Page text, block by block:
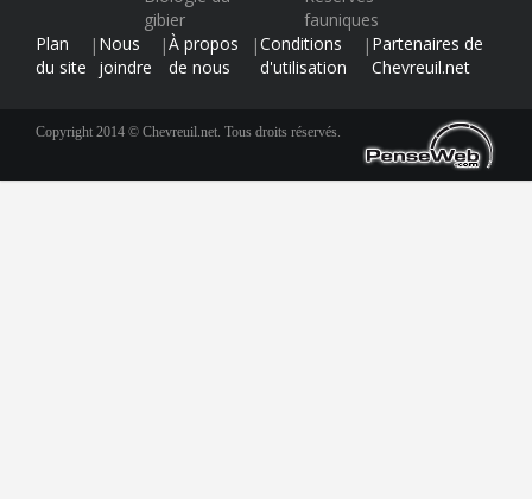
gibier
fauniques
Plan
du site
| Nous
joindre
|À propos
de nous
|Conditions
d'utilisation
| Partenaires de
Chevreuil.net
Copyright 2014 © Chevreuil.net. Tous droits réservés.